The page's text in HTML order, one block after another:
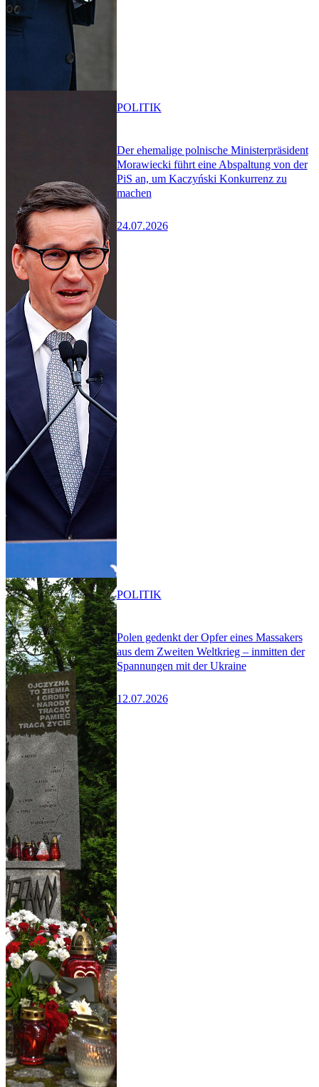
Der ehemalige polnische Ministerpräsident
Morawiecki führt eine Abspaltung von der
PiS an, um Kaczyński Konkurrenz zu
machen
24.07.2026
POLITIK
Polen gedenkt der Opfer eines Massakers
aus dem Zweiten Weltkrieg – inmitten der
Spannungen mit der Ukraine
12.07.2026
POLITIK